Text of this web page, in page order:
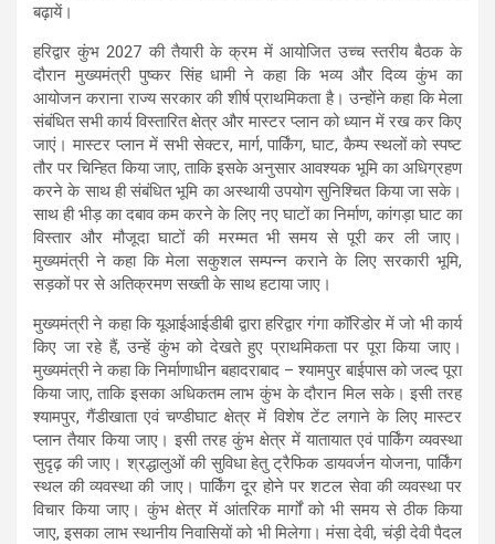
बढ़ायें।
हरिद्वार कुंभ 2027 की तैयारी के क्रम में आयोजित उच्च स्तरीय बैठक के
दौरान मुख्यमंत्री पुष्कर सिंह धामी ने कहा कि भव्य और दिव्य कुंभ का
आयोजन कराना राज्य सरकार की शीर्ष प्राथमिकता है। उन्होंने कहा कि मेला
संबंधित सभी कार्य विस्तारित क्षेत्र और मास्टर प्लान को ध्यान में रख कर किए
जाएं। मास्टर प्लान में सभी सेक्टर, मार्ग, पार्किंग, घाट, कैम्प स्थलों को स्पष्ट
तौर पर चिन्हित किया जाए, ताकि इसके अनुसार आवश्यक भूमि का अधिग्रहण
करने के साथ ही संबंधित भूमि का अस्थायी उपयोग सुनिश्चित किया जा सके।
साथ ही भीड़ का दबाव कम करने के लिए नए घाटों का निर्माण, कांगड़ा घाट का
विस्तार और मौजूदा घाटों की मरम्मत भी समय से पूरी कर ली जाए।
मुख्यमंत्री ने कहा कि मेला सकुशल सम्पन्न कराने के लिए सरकारी भूमि,
सड़कों पर से अतिक्रमण सख्ती के साथ हटाया जाए।
मुख्यमंत्री ने कहा कि यूआईआईडीबी द्वारा हरिद्वार गंगा कॉरिडोर में जो भी कार्य
किए जा रहे हैं, उन्हें कुंभ को देखते हुए प्राथमिकता पर पूरा किया जाए।
मुख्यमंत्री ने कहा कि निर्माणाधीन बहादराबाद – श्यामपुर बाईपास को जल्द पूरा
किया जाए, ताकि इसका अधिकतम लाभ कुंभ के दौरान मिल सके। इसी तरह
श्यामपुर, गैंडीखाता एवं चण्डीघाट क्षेत्र में विशेष टेंट लगाने के लिए मास्टर
प्लान तैयार किया जाए। इसी तरह कुंभ क्षेत्र में यातायात एवं पार्किंग व्यवस्था
सुदृढ़ की जाए। श्रद्धालुओं की सुविधा हेतु ट्रैफिक डायवर्जन योजना, पार्किंग
स्थल की व्यवस्था की जाए। पार्किंग दूर होने पर शटल सेवा की व्यवस्था पर
विचार किया जाए। कुंभ क्षेत्र में आंतरिक मार्गों को भी समय से ठीक किया
जाए, इसका लाभ स्थानीय निवासियों को भी मिलेगा। मंसा देवी, चंड़ी देवी पैदल